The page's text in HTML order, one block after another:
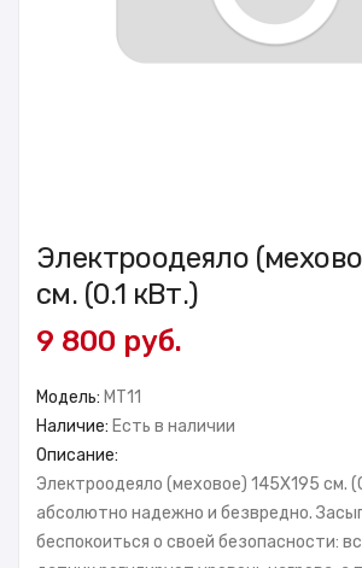
Электроодеяло
см. (0.1 кВт.)
9 800 руб.
Модель: MT11
Наличие: Есть в наличии
Описание:
Электроодеяло (меховое) 145X195 см.
абсолютно надежно и безвредно.
беспокоиться о своей безопасности: